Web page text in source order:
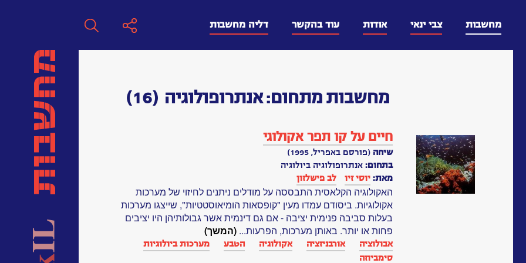
מחשבות צבי ינאי אודות עוד בהקשר דליה מחשבות
מחשבות מתחום:אנתרופולוגיה (16)
חיים על קו תפר אקולוגי
שיחה (פורסם באפריל, 1995)
בתחום: אנתרופולוגיה ביולוגיה
מאת: יוסי זיו לב פישלזון
האקולוגיה הקלאסית התבססה על מודלים ניתנים לחיזוי של מערכות
אקולוגיות. ביסודם עמדו מעין "קופסאות הומיאוסטטיות", שייצגו מערכות
בעלות סביבה פנימית יציבה - אם גם דינמית אשר גבולותיהן היו יציבים
פחות או יותר. באותן מערכות, הפרעות... (המשך)
אבולוציה אורבניזציה אקולוגיה הטבע
מערכות ביולוגיות‏
סימביוזה